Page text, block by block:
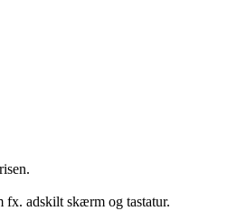
fx. adskilt skærm og tastatur.